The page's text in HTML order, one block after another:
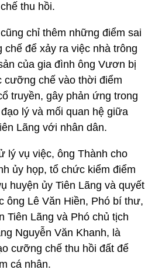
thu hồi.
chỉ thêm những điểm sai
để xảy ra việc nhà trông
của gia đình ông Vươn bị
cưỡng chế vào thời điểm
truyền, gây phản ứng trong
lý và mối quan hệ giữa
Lãng với nhân dân.
lý vụ việc, ông Thành cho
ủy họp, tổ chức kiểm điểm
huyện ủy Tiên Lãng và quyết
ông Lê Văn Hiền, Phó bí thư,
Tiên Lãng và Phó chủ tịch
Nguyễn Văn Khanh, là
cưỡng chế thu hồi đất để
cá nhân.